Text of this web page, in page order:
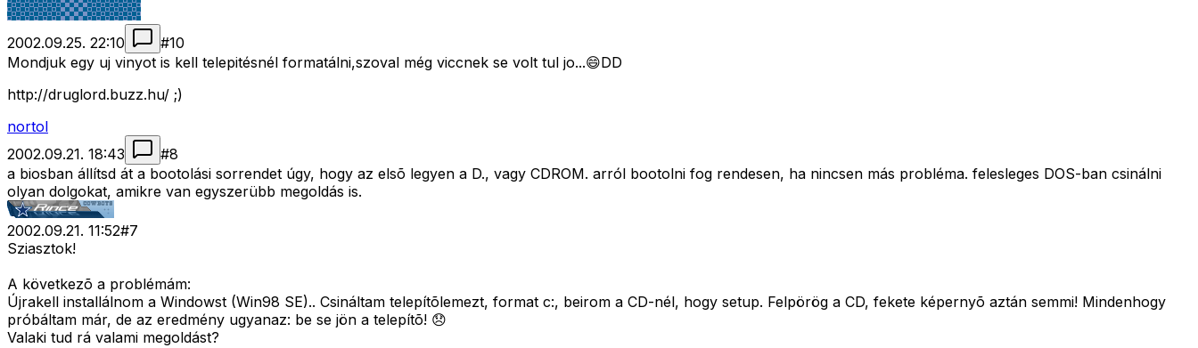
2002.09.25. 22:10 #10
Mondjuk egy uj vinyot is kell telepitésnél formatálni,szoval még viccnek se volt tul jo...😄DD
http://druglord.buzz.hu/ ;)
nortol
2002.09.21. 18:43
#8
a biosban állítsd át a bootolási sorrendet úgy, hogy az elsõ legyen a D., vagy CDROM. arról bootolni fog rendesen, ha nincsen más probléma. felesleges DOS-ban csinálni
olyan dolgokat, amikre van egyszerübb megoldás is.
2002.09.21. 11:52#7
Sziasztok!
A következõ a problémám:
Újrakell installálnom a Windowst (Win98 SE).. Csináltam telepítõlemezt, format c:, beirom a CD-nél, hogy setup. Felpörög a CD, fekete képernyõ aztán semmi! Mindenhogy
próbáltam már, de az eredmény ugyanaz: be se jön a telepítõ! 😞
Valaki tud rá valami megoldást?